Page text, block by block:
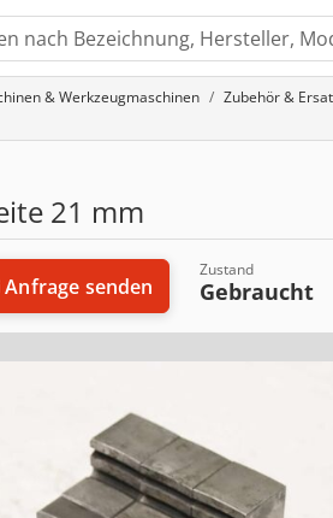
& Werkzeugmaschinen Zubehör &
21 mm
Anfrage senden
Zustand
Gebraucht